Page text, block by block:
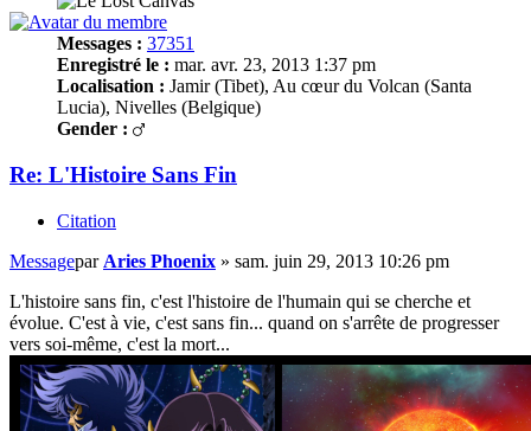
Messages : 37351
Enregistré le : mar. avr. 23, 2013 1:37 pm
Localisation : Jamir (Tibet), Au cœur du Volcan (Santa
Lucia), Nivelles (Belgique)
Gender :
Re: L'Histoire Sans Fin
Citation
Messagepar Aries Phoenix » sam. juin 29, 2013 10:26 pm
L'histoire sans fin, c'est l'histoire de l'humain qui se cherche et
évolue. C'est à vie, c'est sans fin... quand on s'arrête de progresser
vers soi-même, c'est la mort...